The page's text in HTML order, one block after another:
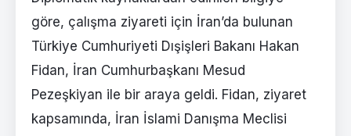
göre, çalışma ziyareti için İran’da bulunan
Türkiye Cumhuriyeti Dışişleri Bakanı Hakan
Fidan, İran Cumhurbaşkanı Mesud
Pezeşkiyan ile bir araya geldi. Fidan, ziyaret
kapsamında, İran İslami Danışma Meclisi